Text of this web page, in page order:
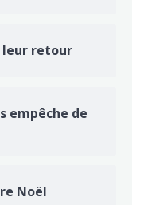
leur retour
empêche de
Noël